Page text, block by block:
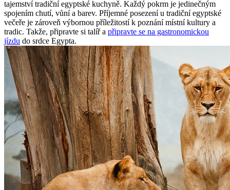
tajemství tradiční egyptské kuchyně. Každý pokrm je jedinečným
spojením chutí, vůní a barev. Příjemné posezení u tradiční egyptské
večeře je zároveň výbornou příležitostí k poznání místní kultury a
tradic. Takže, připravte si talíř a připravte se na gastronomickou
jízdu do srdce Egypta.